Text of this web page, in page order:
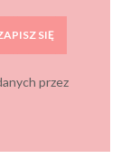
SIĘ
przez